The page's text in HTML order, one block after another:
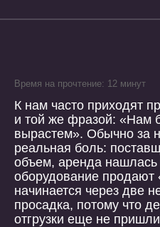
Время на прочтение: 12 минут
К нам часто приходят
и той же фразой: «Нам
вырастем». Обычно за
реальная боль:
объем, аренда нашлась
оборудование продают
начинается через две
просадка, потому что
отгрузки еще не